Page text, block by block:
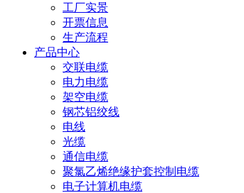
工厂实景
开票信息
生产流程
产品中心
交联电缆
电力电缆
架空电缆
钢芯铝绞线
电线
光缆
通信电缆
聚氯乙烯绝缘护套控制电缆
电子计算机电缆